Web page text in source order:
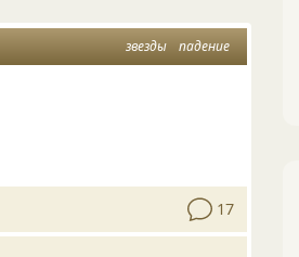
звезды падение
17